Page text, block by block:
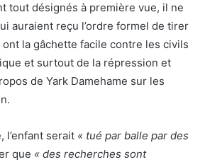
tout désignés à première vue, il ne
auraient reçu l’ordre formel de tirer
ont la gâchette facile contre les civils
et surtout de la répression et
de Yark Damehame sur les
serait « tué par balle par des
que « des recherches sont